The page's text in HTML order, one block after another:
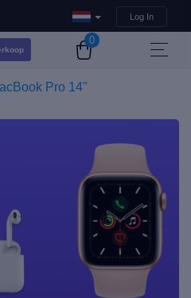
Log In
0
Pro 14"